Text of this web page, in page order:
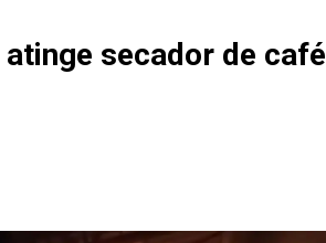
secador de café